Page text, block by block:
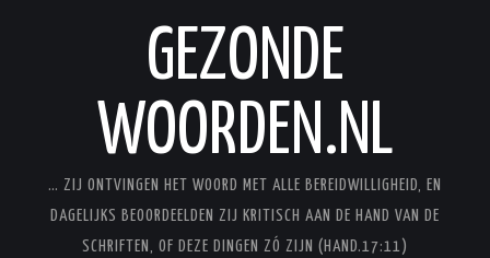
GEZONDE
WOORDEN.NL
… ZIJ ONTVINGEN HET WOORD MET ALLE BEREIDWILLIGHEID, EN
DAGELIJKS BEOORDEELDEN ZIJ KRITISCH AAN DE HAND VAN DE
SCHRIFTEN, OF DEZE DINGEN ZÓ ZIJN (HAND.17:11)